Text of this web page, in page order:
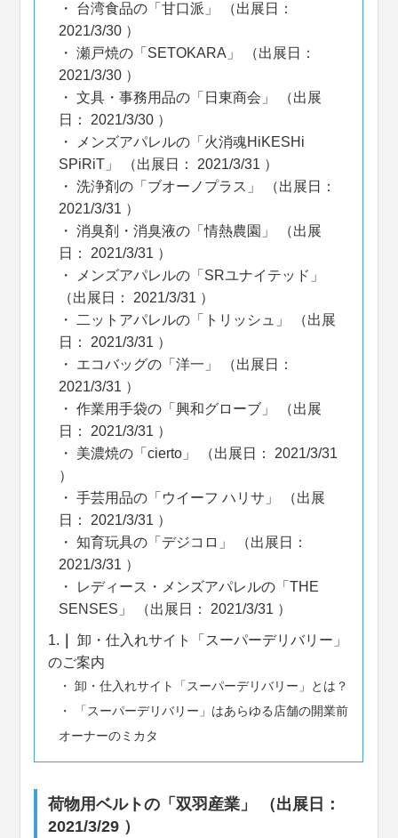
台湾食品の「甘口派」 （出展日：
2021/3/30 ）
瀬戸焼の「SETOKARA」 （出展日：
2021/3/30 ）
文具・事務用品の「日東商会」 （出展
日： 2021/3/30 ）
メンズアパレルの「火消魂HiKESHi
SPiRiT」 （出展日： 2021/3/31 ）
洗浄剤の「ブオーノプラス」 （出展日：
2021/3/31 ）
消臭剤・消臭液の「情熱農園」 （出展
日： 2021/3/31 ）
メンズアパレルの「SRユナイテッド」
（出展日： 2021/3/31 ）
二ットアパレルの「トリッシュ」 （出展
日： 2021/3/31 ）
エコバッグの「洋一」 （出展日：
2021/3/31 ）
作業用手袋の「興和グローブ」 （出展
日： 2021/3/31 ）
美濃焼の「cierto」 （出展日： 2021/3/31
）
手芸用品の「ウイーフ ハリサ」 （出展
日： 2021/3/31 ）
知育玩具の「デジコロ」 （出展日：
2021/3/31 ）
レディース・メンズアパレルの「THE
SENSES」 （出展日： 2021/3/31 ）
1.
卸・仕入れサイト「スーパーデリバリー」
のご案内
卸・仕入れサイト「スーパーデリバリー」とは？
「スーパーデリバリー」はあらゆる店舗の開業前
オーナーのミカタ
荷物用ベルトの「双羽産業」 （出展日：
2021/3/29 ）